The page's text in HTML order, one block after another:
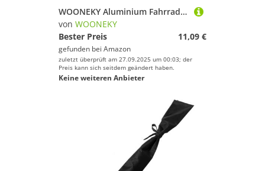
WOONEKY Aluminium Fahrradcomputer Halterung Ausziehbar Robust Für Mountainbike Rennrad GPS Halter Vorne Multifunktionale Halterung Sicherer Fahrradcomputer Montage
von WOONEKY
Bester Preis
11,09 €
gefunden bei Amazon
zuletzt überprüft am 27.09.2025 um 00:03; der
Preis kann sich seitdem geändert haben.
Keine weiteren Anbieter